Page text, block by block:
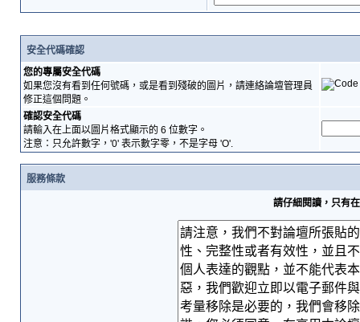
安全代碼確認
您的專屬安全代碼
如果您沒有看到任何號碼，或是看到殘破的圖片，請連絡論壇管理員
修正這個問題。
確認安全代碼
請輸入在上面以圖片格式顯示的 6 位數字。
注意：只允許數字，'0' 表示數字零，不是字母 'O'.
服務條款
請仔細閱讀，只有